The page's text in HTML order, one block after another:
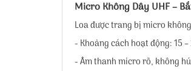
Micro Không Dây UHF –
Loa được trang bị micro
- Khoảng cách hoạt động: 15
- Âm thanh micro rõ, không